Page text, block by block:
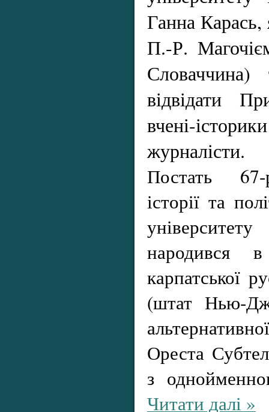
Ганна Карась,
П.-Р.
відвідати
вчені-
журналісти.
Постать 67-
історії та
народився
карпатської
(штат Нью-
Ореста
з
Читати далі »